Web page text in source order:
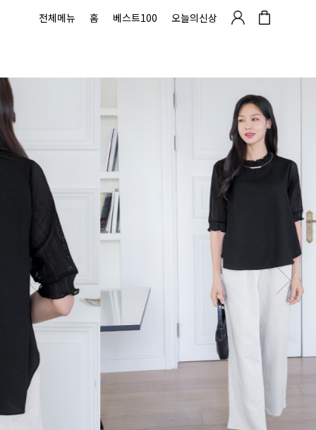
전체메뉴 홈 베스트100 오늘의신상